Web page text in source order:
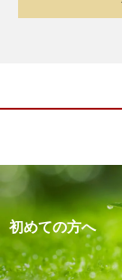
初めての方へ